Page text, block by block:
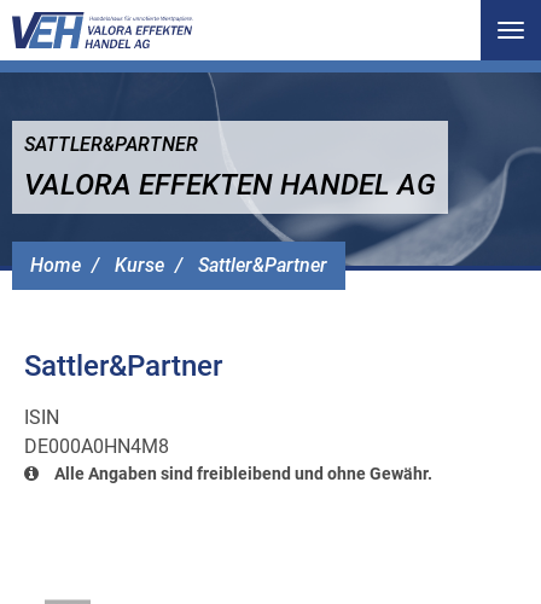
Home Kurse Sattler&Partner
SATTLER&PARTNER
VALORA EFFEKTEN HANDEL AG
Sattler&Partner
ISIN
DE000A0HN4M8
Alle Angaben sind freibleibend und ohne Gewähr.